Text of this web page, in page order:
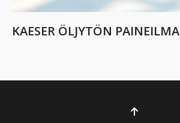
KAESER ÖLJYTÖN PAINEILMA